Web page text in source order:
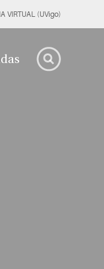
VIRTUAL (UVigo)